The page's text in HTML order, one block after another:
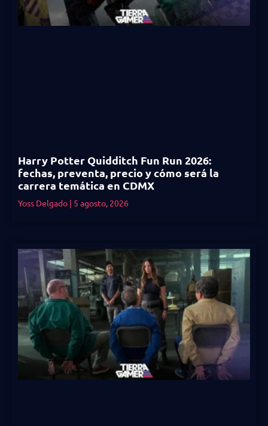
Harry Potter Quidditch Fun Run 2026:
fechas, preventa, precio y cómo será la
carrera temática en CDMX
Yoss Delgado 5 agosto, 2026